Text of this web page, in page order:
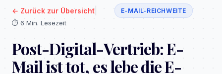
← Zurück zur Übersicht E-MAIL-REICHWEITE
⏱️ 6 Min. Lesezeit
Post-Digital-Vertrieb: E-
Mail ist tot, es lebe die E-